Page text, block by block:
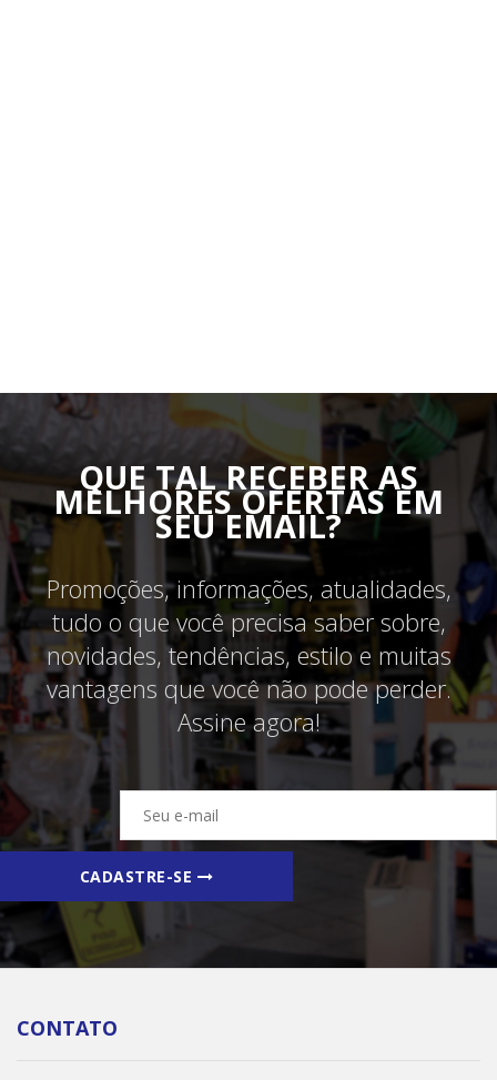
QUE TAL RECEBER AS
MELHORES OFERTAS EM
SEU EMAIL?
Promoções, informações, atualidades,
tudo o que você precisa saber sobre,
novidades, tendências, estilo e muitas
vantagens que você não pode perder.
Assine agora!
CADASTRE-SE
CONTATO